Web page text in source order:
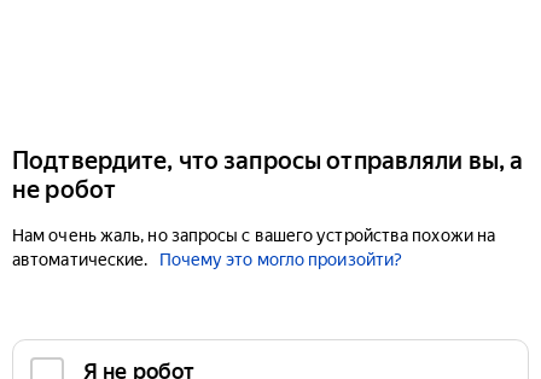
Подтвердите, что запросы отправляли вы, а
не робот
Нам очень жаль, но запросы с вашего устройства похожи на
автоматические.
Почему это могло произойти?